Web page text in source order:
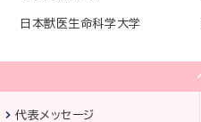
日本獣医生命科学大学
代表メッセージ